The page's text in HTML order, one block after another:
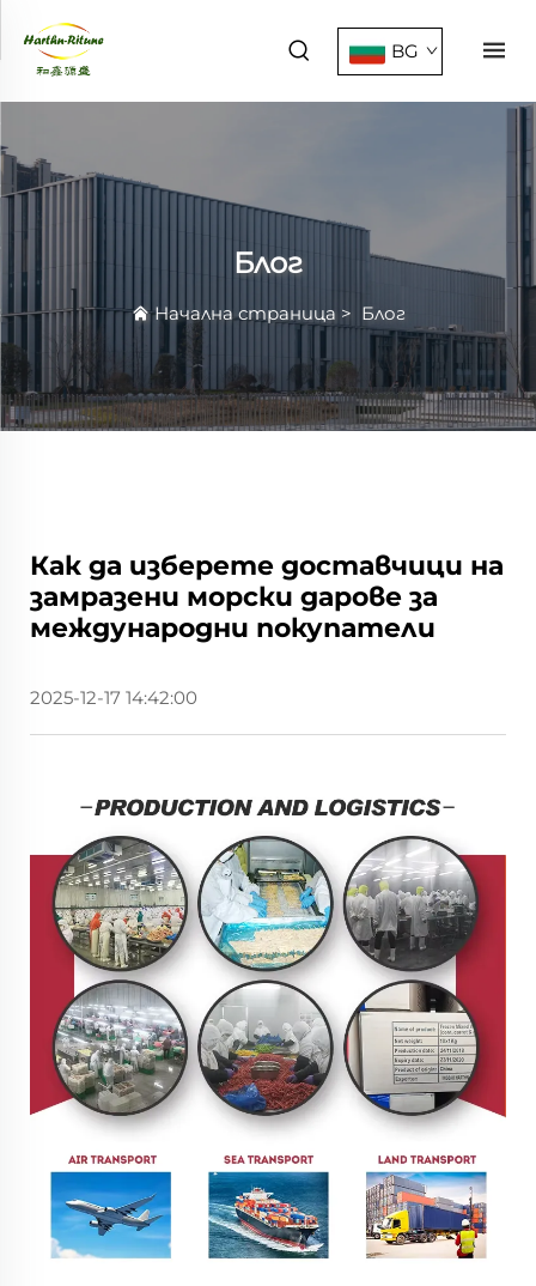
BG
Блог
Начална страница > Блог
Как да изберете доставчици на
замразени морски дарове за
международни покупатели
2025-12-17 14:42:00